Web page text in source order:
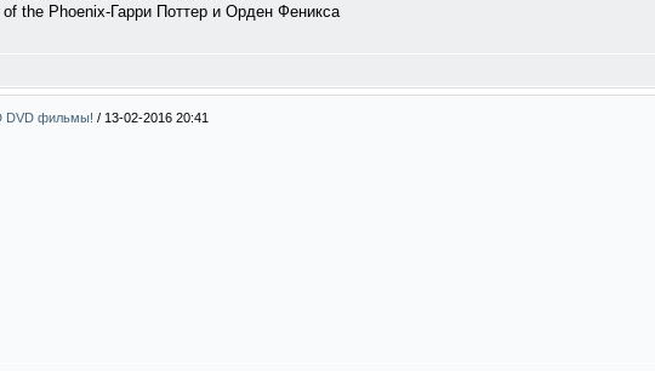
the Phoenix-Гарри Поттер и Орден Феникса
DVD фильмы! / 13-02-2016 20:41